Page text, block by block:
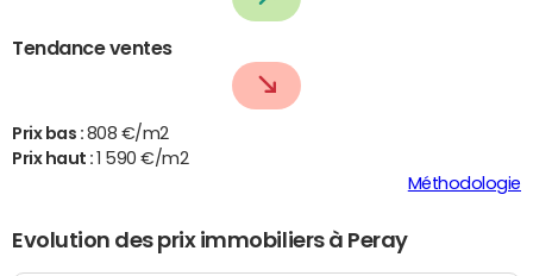
Tendance ventes
Prix bas : 808 €/m2
Prix haut :
1 590 €/m2
Méthodologie
Evolution des prix immobiliers à Peray